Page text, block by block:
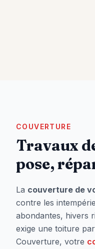
COUVERTURE
Travaux
pose,
La couverture de
contre les
abondantes, hivers
exige une toiture
Couverture, votre